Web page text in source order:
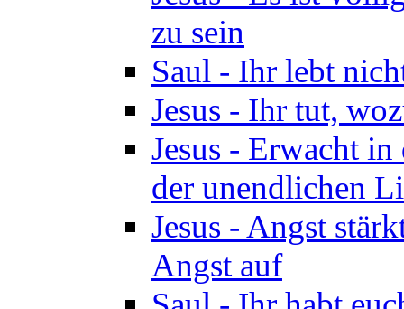
zu sein
Saul - Ihr lebt
Jesus - Ihr tut,
Jesus - Erwacht
der unendlichen
Jesus - Angst
Angst auf